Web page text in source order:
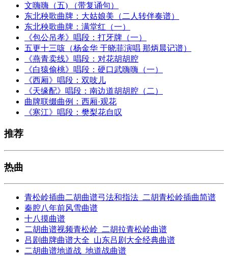
文嗨嗨（五) （带复诵句）
东北秧歌曲牌：大姑娘美（二人转伴奏谱）
东北秧歌曲牌：满堂红（一）
《包公吊孝》唱段：打牙牌（一）
五更十三咳（杨金华 于晓菲演唱 那炳晨记谱）
《燕青卖线》唱段：对花胡胡腔
《白猿偷桃》唱段：硬口武嗨嗨（一）
《西厢》唱段：双吱儿
《天缘配》唱段：南边道胡胡腔（二）
曲牌联缀曲例：西厢·观花
《寒江》唱段：樊梨花自叹
推荐
热曲
青松岭插曲二胡曲谱弓法和指法_二胡青松岭插曲简谱
秦腔八年前风雪曲谱
十八摸曲谱
二胡曲谱视频青松岭_二胡拉青松岭曲谱
吕剧曲牌曲谱大全_山东吕剧大全经典曲谱
二胡曲谱地道战_地道战曲谱